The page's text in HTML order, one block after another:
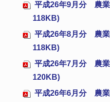
平成26年9月分 農業
118KB)
平成26年8月分 農業
118KB)
平成26年7月分 農業
120KB)
平成26年6月分 農業